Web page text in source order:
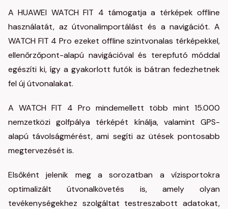
A HUAWEI WATCH FIT 4 támogatja a térképek offline
használatát, az útvonalimportálást és a navigációt. A
WATCH FIT 4 Pro ezeket offline szintvonalas térképekkel,
ellenőrzőpont-alapú navigációval és terepfutó móddal
egészíti ki, így a gyakorlott futók is bátran fedezhetnek
fel új útvonalakat.
A WATCH FIT 4 Pro mindemellett több mint 15.000
nemzetközi golfpálya térképét kínálja, valamint GPS-
alapú távolságmérést, ami segíti az ütések pontosabb
megtervezését is.
Elsőként jelenik meg a sorozatban a vízisportokra
optimalizált útvonalkövetés is, amely olyan
tevékenységekhez szolgáltat testreszabott adatokat,